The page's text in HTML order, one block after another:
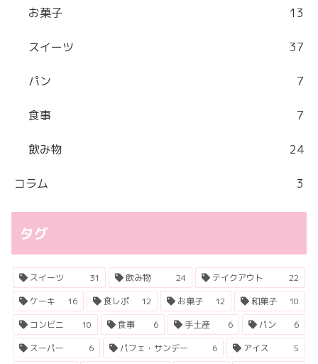
お菓子 13
スイーツ 37
パン 7
食事 7
飲み物 24
コラム 3
タグ
スイーツ 31 飲み物 24 テイクアウト
22
ケーキ
16 食レポ 12 お菓子 12 和菓子
10
コンビニ
10 食事 6 手土産 6 パン
6
スーパー
6 パフェ・サンデー 6 アイス
5